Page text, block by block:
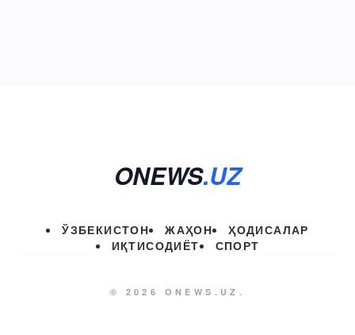
ONEWS.UZ
ЎЗБЕКИСТОН ЖАҲОН
ҲОДИСАЛАР
ИҚТИСОДИЁТ
СПОРТ
© 2026 ONEWS.UZ.